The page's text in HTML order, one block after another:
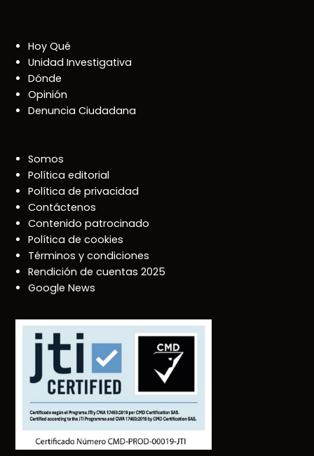
Hoy Qué
Unidad Investigativa
Dónde
Opinión
Denuncia Ciudadana
Somos
Política editorial
Política de privacidad
Contáctenos
Contenido patrocinado
Política de cookies
Términos y condiciones
Rendición de cuentas 2025
Google News